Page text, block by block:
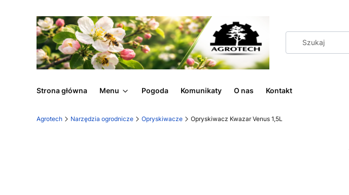
Strona główna Menu Pogoda Komunikaty O nas Kontakt
Agrotech Narzędzia ogrodnicze Opryskiwacze Opryskiwacz Kwazar Venus 1,5L